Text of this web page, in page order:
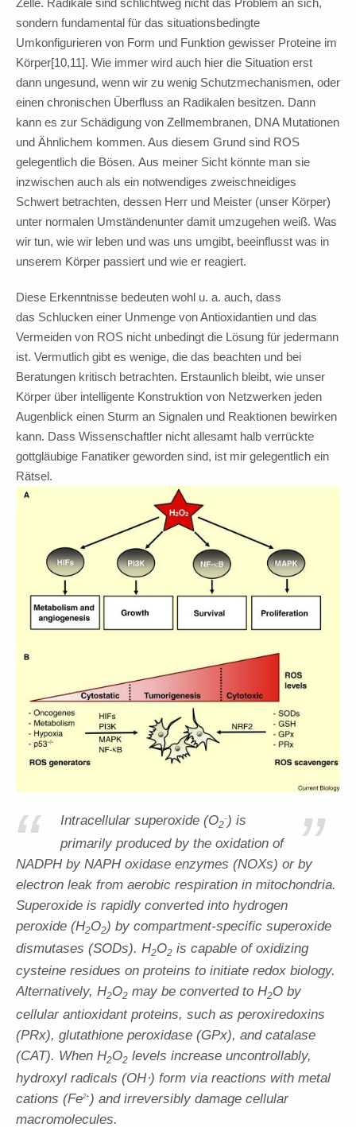
Zelle. Radikale sind schlichtweg nicht das Problem an sich,
sondern fundamental für das situationsbedingte
Umkonfigurieren von Form und Funktion gewisser Proteine im
Körper[10,11]. Wie immer wird auch hier die Situation erst
dann ungesund, wenn wir zu wenig Schutzmechanismen, oder
einen chronischen Überfluss an Radikalen besitzen. Dann
kann es zur Schädigung von Zellmembranen, DNA Mutationen
und Ähnlichem kommen. Aus diesem Grund sind ROS
gelegentlich die Bösen. Aus meiner Sicht könnte man sie
inzwischen auch als ein notwendiges zweischneidiges
Schwert betrachten, dessen Herr und Meister (unser Körper)
unter normalen Umständenunter damit umzugehen weiß. Was
wir tun, wie wir leben und was uns umgibt, beeinflusst was in
unserem Körper passiert und wie er reagiert.
Diese Erkenntnisse bedeuten wohl u. a. auch, dass
das Schlucken einer Unmenge von Antioxidantien und das
Vermeiden von ROS nicht unbedingt die Lösung für jedermann
ist. Vermutlich gibt es wenige, die das beachten und bei
Beratungen kritisch betrachten. Erstaunlich bleibt, wie unser
Körper über intelligente Konstruktion von Netzwerken jeden
Augenblick einen Sturm an Signalen und Reaktionen bewirken
kann. Dass Wissenschaftler nicht allesamt halb verrückte
gottgläubige Fanatiker geworden sind, ist mir gelegentlich ein
Rätsel.
”
“ Intracellular superoxide (O2
–) is
primarily produced by the oxidation of
NADPH by NAPH oxidase enzymes (NOXs) or by
electron leak from aerobic respiration in mitochondria.
Superoxide is rapidly converted into hydrogen
peroxide (H2O2) by compartment-specific superoxide
dismutases (SODs). H2O2 is capable of oxidizing
cysteine residues on proteins to initiate redox biology.
Alternatively, H2O2 may be converted to H2O by
cellular antioxidant proteins, such as peroxiredoxins
(PRx), glutathione peroxidase (GPx), and catalase
(CAT). When H2O2 levels increase uncontrollably,
hydroxyl radicals (OH⋅) form via reactions with metal
cations (Fe2+) and irreversibly damage cellular
macromolecules.